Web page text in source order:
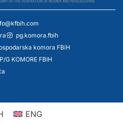
pg.komora.fbih
komora FBiH
G KOMORE FBIH
ENG